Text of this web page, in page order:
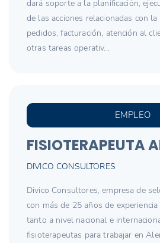
dará soporte a la planificación,
de las acciones relacionadas con
pedidos, facturación, atención al
otras tareas operativ...
EMPLEO
FISIOTERAPEUTA
DIVICO CONSULTORES
Divico Consultores, empresa de
con más de 25 años de
tanto a nivel nacional e
fisioterapeutas para trabajar en